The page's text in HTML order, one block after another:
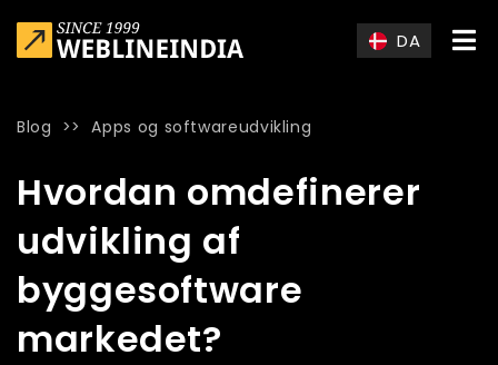
DA
Blog >>Apps og softwareudvikling
Hvordan omdefinerer
udvikling af
byggesoftware
markedet?